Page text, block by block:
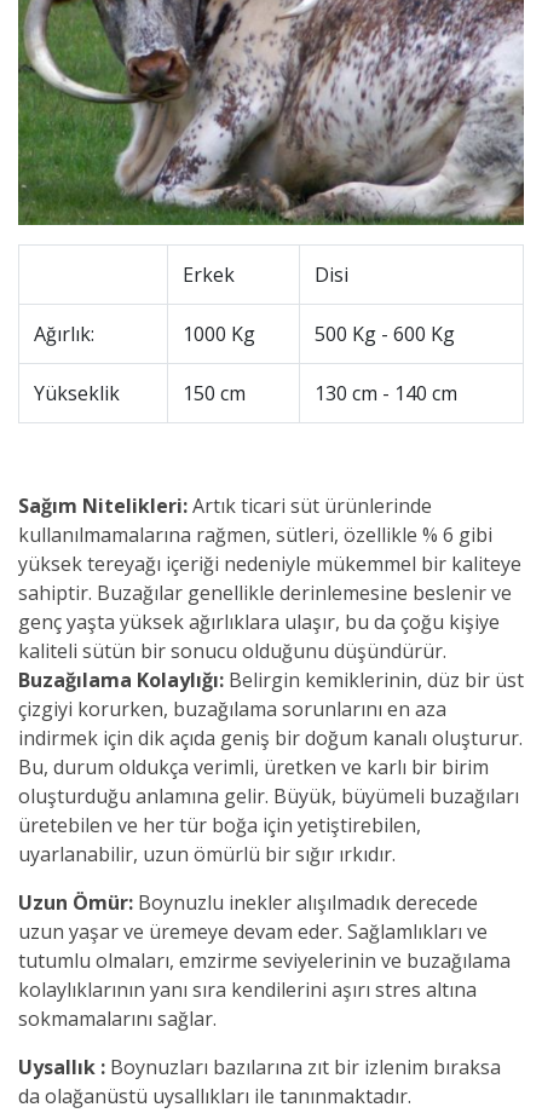
Erkek Disi
Ağırlık: 1000 Kg 500 Kg - 600 Kg
Yükseklik 150 cm 130 cm - 140 cm
Sağım Nitelikleri:Artık ticari süt ürünlerinde
kullanılmamalarına rağmen, sütleri, özellikle % 6 gibi
yüksek tereyağı içeriği nedeniyle mükemmel bir kaliteye
sahiptir. Buzağılar genellikle derinlemesine beslenir ve
genç yaşta yüksek ağırlıklara ulaşır, bu da çoğu kişiye
kaliteli sütün bir sonucu olduğunu düşündürür.
Buzağılama Kolaylığı: Belirgin kemiklerinin, düz bir üst
çizgiyi korurken, buzağılama sorunlarını en aza
indirmek için dik açıda geniş bir doğum kanalı oluşturur.
Bu, durum oldukça verimli, üretken ve karlı bir birim
oluşturduğu anlamına gelir. Büyük, büyümeli buzağıları
üretebilen ve her tür boğa için yetiştirebilen,
uyarlanabilir, uzun ömürlü bir sığır ırkıdır.
Uzun Ömür: Boynuzlu inekler alışılmadık derecede
uzun yaşar ve üremeye devam eder. Sağlamlıkları ve
tutumlu olmaları, emzirme seviyelerinin ve buzağılama
kolaylıklarının yanı sıra kendilerini aşırı stres altına
sokmamalarını sağlar.
Uysallık : Boynuzları bazılarına zıt bir izlenim bıraksa
da olağanüstü uysallıkları ile tanınmaktadır.